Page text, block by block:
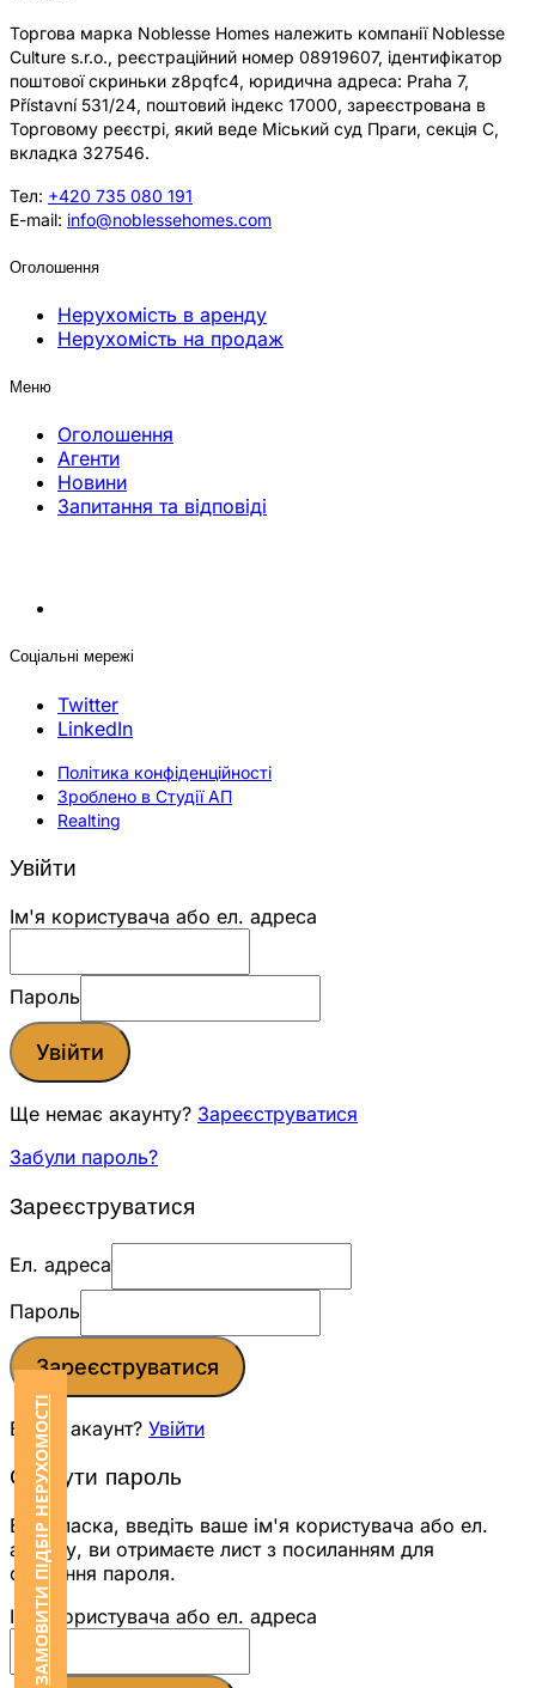
Торгова марка Noblesse Homes належить компанії Noblesse
Culture s.r.o., реєстраційний номер 08919607, ідентифікатор
поштової скриньки z8pqfc4, юридична адреса: Praha 7,
Přístavní 531/24, поштовий індекс 17000, зареєстрована в
Торговому реєстрі, який веде Міський суд Праги, секція C,
вкладка 327546.
Тел: +420 735 080 191
E-mail: info@noblessehomes.com
Оголошення
Нерухомість в аренду
Нерухомість на продаж
Меню
Оголошення
Агенти
Новини
Запитання та відповіді
Соціальні мережі
Twitter
LinkedIn
Політика конфіденційності
Зроблено в Студії АП
Realting
ЗАМОВИТИ ПІДБІР НЕРУХОМОСТІ
Увійти
Ім'я користувача або ел. адреса
Пароль
Увійти
Ще немає акаунту? Зареєструватися
Забули пароль?
Зареєструватися
Ел. адреса
Пароль
Зареєструватися
Вже є акаунт? Увійти
Скинути пароль
Будь ласка, введіть ваше ім'я користувача або ел.
адресу, ви отримаєте лист з посиланням для
скидання пароля.
Ім'я користувача або ел. адреса